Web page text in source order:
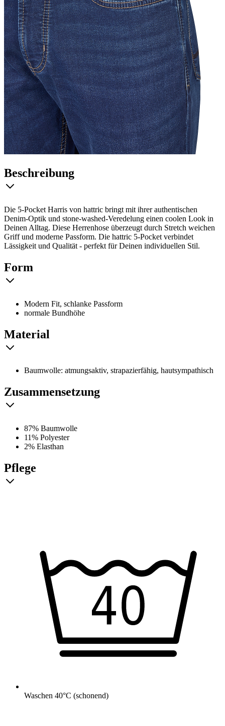
Beschreibung
Die 5-Pocket Harris von hattric bringt mit ihrer authentischen
Denim-Optik und stone-washed-Veredelung einen coolen Look in
Deinen Alltag. Diese Herrenhose überzeugt durch Stretch weichen
Griff und moderne Passform. Die hattric 5-Pocket verbindet
Lässigkeit und Qualität - perfekt für Deinen individuellen Stil.
Form
Modern Fit, schlanke Passform
normale Bundhöhe
Material
Baumwolle: atmungsaktiv, strapazierfähig, hautsympathisch
Zusammensetzung
87% Baumwolle
11% Polyester
2% Elasthan
Pflege
Waschen 40°C (schonend)